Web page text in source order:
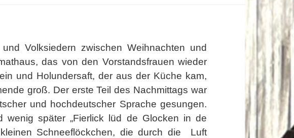
Volksiedern zwischen Weihnachten und
das von den Vorstandsfrauen wieder
und Holundersaft, der aus der Küche kam,
groß. Der erste Teil des Nachmittags war
und hochdeutscher Sprache gesungen.
wenig später „Fierlick lüd de Glocken in de
Schneeflöckchen, die durch die
Luft